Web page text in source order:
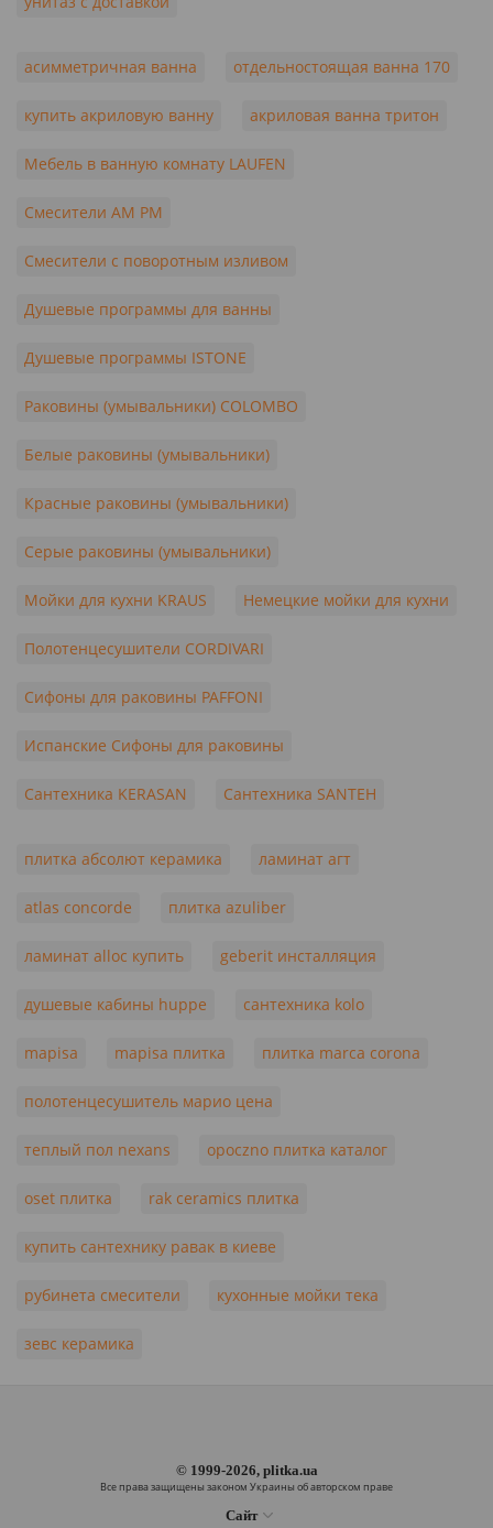
асимметричная ванна отдельностоящая ванна 170
купить акриловую ванну акриловая ванна тритон
Мебель в ванную комнату LAUFEN
Смесители AM PM
Смесители с поворотным изливом
Душевые программы для ванны
Душевые программы ISTONE
Раковины (умывальники) COLOMBO
Белые раковины (умывальники)
Красные раковины (умывальники)
Серые раковины (умывальники)
Мойки для кухни KRAUS Немецкие мойки для кухни
Полотенцесушители CORDIVARI
Сифоны для раковины PAFFONI
Испанские Сифоны для раковины
Сантехника KERASAN Сантехника SANTEH
плитка абсолют керамика ламинат агт
atlas concorde плитка azuliber
ламинат alloc купить geberit инсталляция
душевые кабины huppe сантехника kolo
mapisa mapisa плитка плитка marca corona
полотенцесушитель марио цена
теплый пол nexans opoczno плитка каталог
oset плитка rak ceramics плитка
купить сантехнику равак в киеве
рубинета смесители кухонные мойки тека
зевс керамика
© 1999-2026, plitka.ua
Все права защищены законом Украины об авторском праве
Сайт